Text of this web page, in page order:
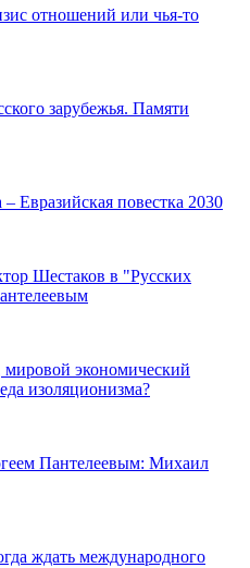
отношений или чья-то
зарубежья. Памяти
Евразийская повестка 2030
Шестаков в "Русских
экономический
изоляционизма?
Пантелеевым: Михаил
ждать международного